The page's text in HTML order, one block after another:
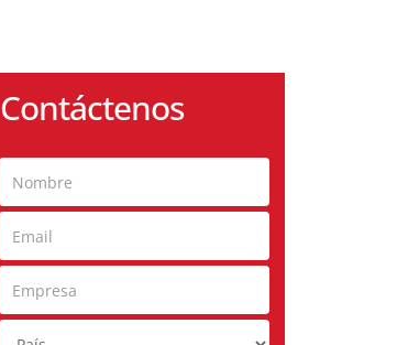
Contáctenos